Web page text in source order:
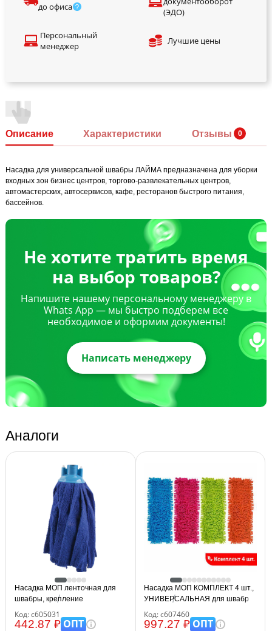
до офиса
(ЭДО)
Персональный
менеджер
Лучшие цены
Описание Характеристики Отзывы
Насадка для универсальной швабры ЛАЙМА предназначена для уборки
входных зон бизнес центров, торгово-развлекательных центров,
автомастерских, автосервисов, кафе, ресторанов быстрого питания,
бассейнов.
Не хотите тратить время
на выбор товаров?
Напишите нашему персональному менеджеру в
Whats App — мы быстро подберем все
необходимое и оформим документы!
Написать менеджеру
Аналоги
Насадка МОП ленточная для
швабры, крепление
длина 30 см, 170 г, LAIMA,
Код: с605031
442.87 ₽ОПТ
Насадка МОП КОМПЛЕКТ 4 шт.,
УНИВЕРСАЛЬНАЯ для швабр
букли/синель, LAIMA, 607460
Код: с607460
997.27 ₽ОПТ